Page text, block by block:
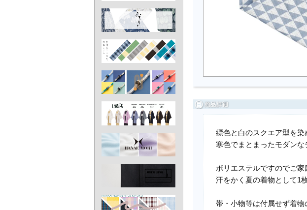
縹色と白のスクエア型を染
寒色でまとまったモダンな
ポリエステルですのでご家
汗をかく夏の着物として1
帯・小物等は付属せず着物